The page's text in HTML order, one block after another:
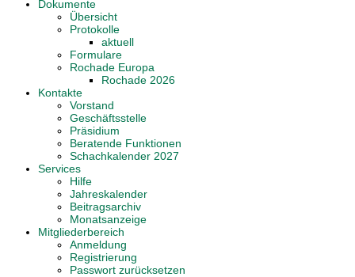
Dokumente
Übersicht
Protokolle
aktuell
Formulare
Rochade Europa
Rochade 2026
Kontakte
Vorstand
Geschäftsstelle
Präsidium
Beratende Funktionen
Schachkalender 2027
Services
Hilfe
Jahreskalender
Beitragsarchiv
Monatsanzeige
Mitgliederbereich
Anmeldung
Registrierung
Passwort zurücksetzen